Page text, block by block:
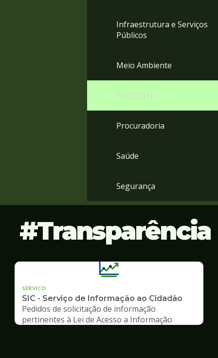
Infraestrutura e Serviços
Públicos
Meio Ambiente
Ouvidoria
Procuradoria
Saúde
Segurança
Transparência
SERVICO
SIC - Serviço de Informação ao Cidadão
Pedidos de solicitação de informação
pertinentes à Lei de Acesso a Informação